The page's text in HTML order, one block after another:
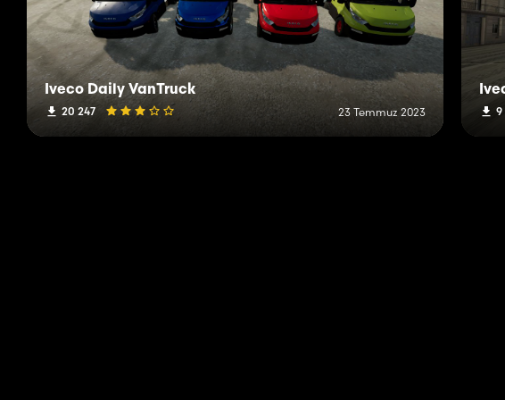
Iveco Daily VanTruck
20 247 23 Temmuz 2023 9